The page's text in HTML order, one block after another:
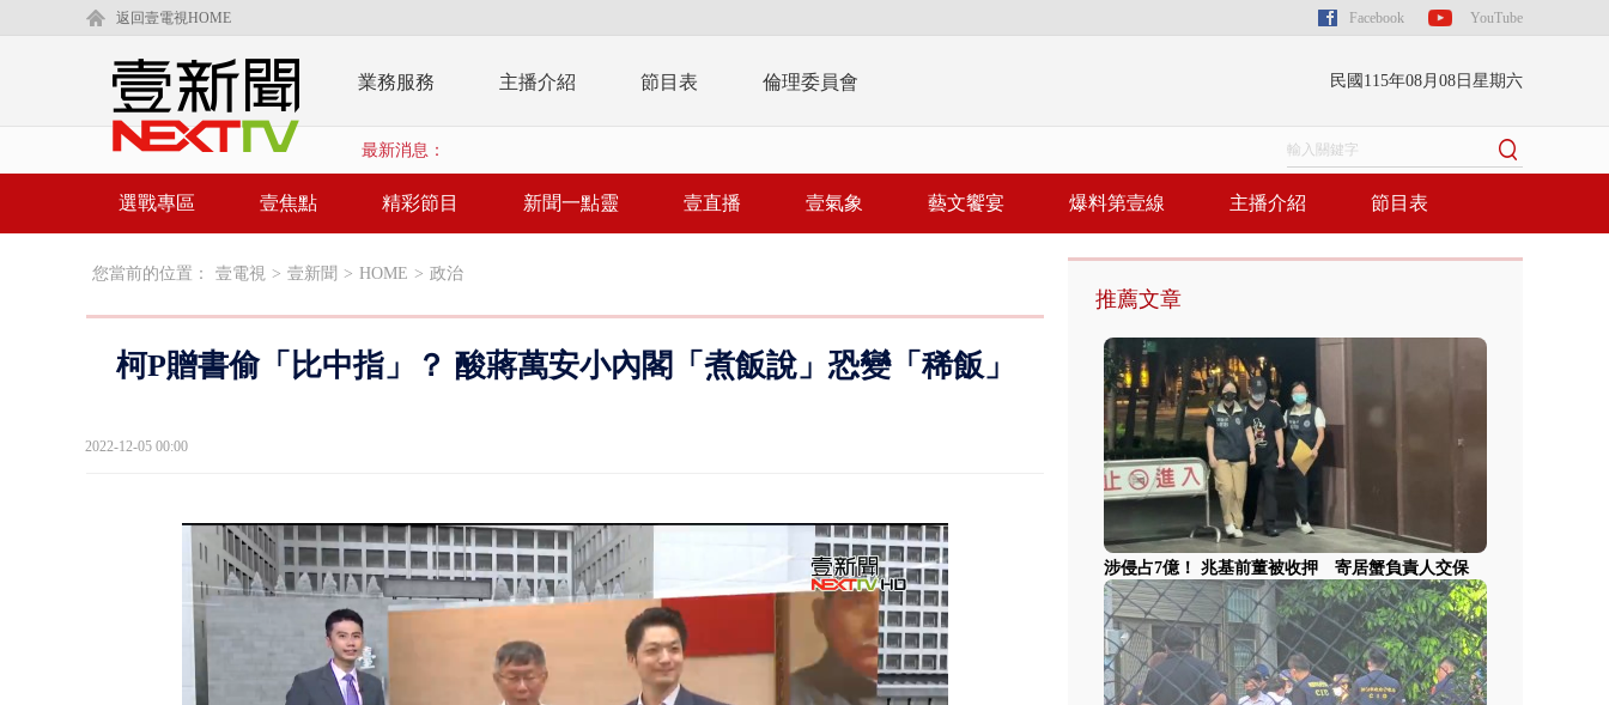
返回壹電視HOME Facebook YouTube
業務服務 主播介紹 節目表 倫理委員會 民國115年08月08日星期六
最新消息：
選戰專區 壹焦點 精彩節目 新聞一點靈 壹直播 壹氣象 藝文饗宴 爆料第壹線 主播介紹 節目表
您當前的位置： 壹電視 > 壹新聞 > HOME > 政治
柯P贈書偷「比中指」？ 酸蔣萬安小內閣「煮飯說」恐變「稀飯」
2022-12-05 00:00
推薦文章
涉侵占7億！ 兆基前董被收押 寄居蟹負責人交保